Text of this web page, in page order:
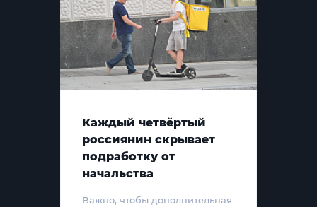
Каждый четвёртый
россиянин скрывает
подработку от
начальства
Важно, чтобы дополнительная